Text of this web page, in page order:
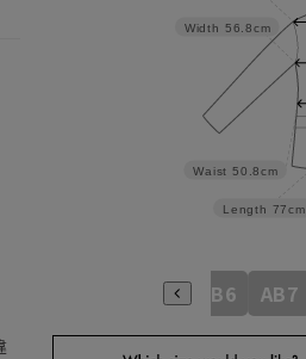
Length 77cm
Waist 50.8cm
Width 56.8cm
AB5 AB6 AB7